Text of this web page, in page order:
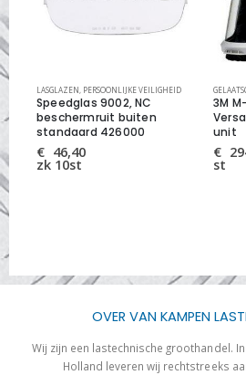
LASGLAZEN PERSOONLIJKE VEILIGHEID
Speedglas 9002, NC
beschermruit buiten
standaard 426000
€ 46,40
zk 10st
3M
unit
€
st
OVER VAN KAMPEN
Wij zijn een lastechnische groothandel.
Holland leveren wij rechtstreeks